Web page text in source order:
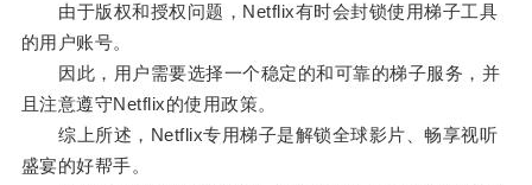
由于版权和授权问题，Netflix有时会封锁使用梯子工具
的用户账号。
因此，用户需要选择一个稳定的和可靠的梯子服务，并
且注意遵守Netflix的使用政策。
综上所述，Netflix专用梯子是解锁全球影片、畅享视听
盛宴的好帮手。